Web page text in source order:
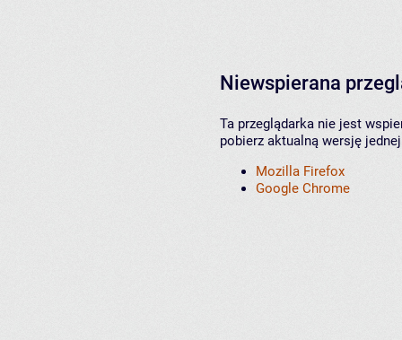
Niewspierana
Ta przeglądarka nie jest
pobierz aktualną wersję
Mozilla Firefox
Google Chrome